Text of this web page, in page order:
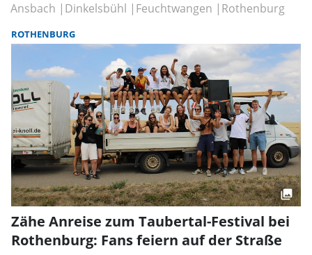
Ansbach Dinkelsbühl Feuchtwangen Rothenburg
ROTHENBURG
Zähe Anreise zum Taubertal-Festival bei
Rothenburg: Fans feiern auf der Straße